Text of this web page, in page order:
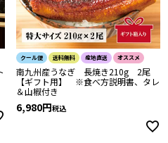
クール便 送料無料 産地直送 オススメ
南九州産うなぎ 長焼き210g 2尾
【ギフト用】 ※食べ方説明書、タレ
＆山椒付き
6,980 税込